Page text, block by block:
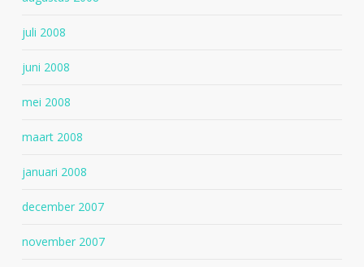
juli 2008
juni 2008
mei 2008
maart 2008
januari 2008
december 2007
november 2007